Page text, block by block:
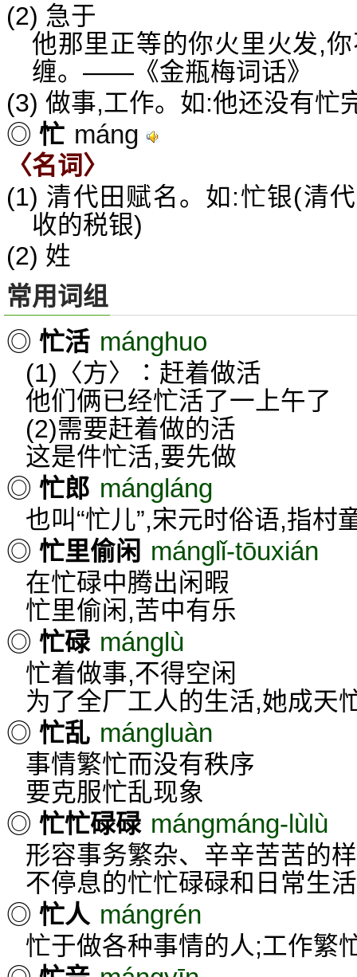
(2) 急于
他那里正等的你火里火发,
缠。——《金瓶梅词话》
(3) 做事,工作。如:他还没有忙
◎ 忙 máng
〈名词〉
(1) 清代田赋名。如:忙银(清
收的税银)
(2) 姓
常用词组
◎ 忙活 mánghuo
(1)〈方〉∶赶着做活
他们俩已经忙活了一上午了
(2)需要赶着做的活
这是件忙活,要先做
◎ 忙郎 mángláng
也叫“忙儿”,宋元时俗语,指村
◎ 忙里偷闲 mánglǐ-tōuxián
在忙碌中腾出闲暇
忙里偷闲,苦中有乐
◎ 忙碌 mánglù
忙着做事,不得空闲
为了全厂工人的生活,她成天
◎ 忙乱 mángluàn
事情繁忙而没有秩序
要克服忙乱现象
◎ 忙忙碌碌 mángmáng-lùlù
形容事务繁杂、辛辛苦苦的
不停息的忙忙碌碌和日常生
◎ 忙人 mángrén
忙于做各种事情的人;工作繁